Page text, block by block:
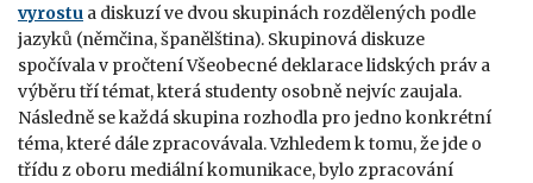
vyrostu a diskuzí ve dvou skupinách rozdělených podle
jazyků (němčina, španělština). Skupinová diskuze
spočívala v pročtení Všeobecné deklarace lidských práv a
výběru tří témat, která studenty osobně nejvíc zaujala.
Následně se každá skupina rozhodla pro jedno konkrétní
téma, které dále zpracovávala. Vzhledem k tomu, že jde o
třídu z oboru mediální komunikace, bylo zpracování